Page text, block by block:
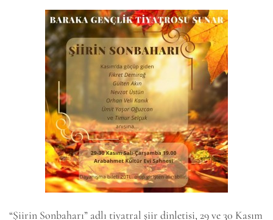
“Şiirin Sonbaharı” adlı tiyatral şiir dinletisi, 29 ve 30 Kasım